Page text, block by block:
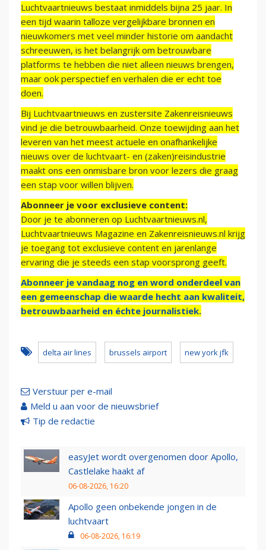
Luchtvaartnieuws bestaat inmiddels bijna 25 jaar. In
een tijd waarin talloze vergelijkbare bronnen en
nieuwkomers met veel minder historie om aandacht
schreeuwen, is het belangrijk om betrouwbare
platforms te hebben die niet alleen nieuws brengen,
maar ook perspectief en verhalen die er echt toe
doen.
Bij Luchtvaartnieuws en zustersite Zakenreisnieuws
vind je die betrouwbaarheid. Onze toewijding aan het
leveren van het meest actuele en onafhankelijke
nieuws over de luchtvaart- en (zaken)reisindustrie
maakt ons een onmisbare bron voor lezers die graag
een stap voor willen blijven.
Abonneer je voor exclusieve content:
Door je te abonneren op Luchtvaartnieuws.nl,
Luchtvaartnieuws Magazine en Zakenreisnieuws.nl krijg
je toegang tot exclusieve content en jarenlange
ervaring die je steeds een stap voorsprong geeft.
Abonneer je vandaag nog en word onderdeel van
een gemeenschap die waarde hecht aan kwaliteit,
betrouwbaarheid en échte journalistiek.
delta air lines brussels airport new york jfk
Verstuur per e-mail
Meld u aan voor de nieuwsbrief
Tip de redactie
easyJet wordt overgenomen door Apollo,
Castlelake haakt af
06-08-2026, 16:20
Apollo geen onbekende jongen in de
luchtvaart
06-08-2026, 16:19